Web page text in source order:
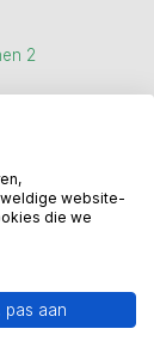
2
website-
die we
pas aan